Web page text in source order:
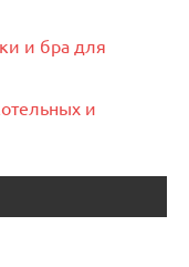
и бра для
и